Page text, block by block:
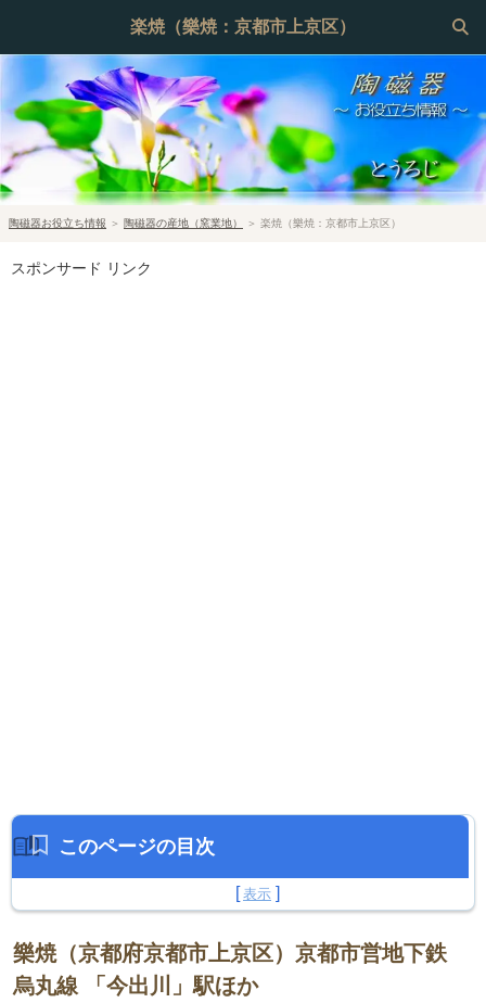
楽焼（樂焼：京都市上京区）
陶磁器お役立ち情報 ＞ 陶磁器の産地（窯業地） ＞ 楽焼（樂焼：京都市上京区）
スポンサード リンク
このページの目次
樂焼（京都府京都市上京区）京都市営地下鉄
烏丸線 「今出川」駅ほか
樂焼（京都府京都市上京区）京都市営地下鉄
烏丸線 「今出川」駅ほか